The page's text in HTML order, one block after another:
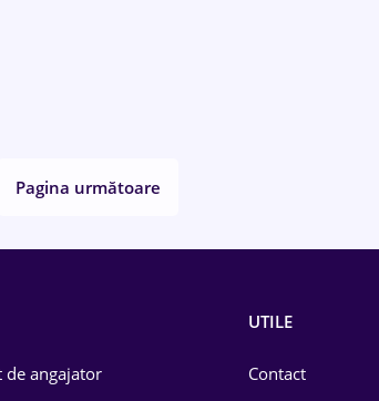
Pagina următoare
de angajator
UTILE
Contact